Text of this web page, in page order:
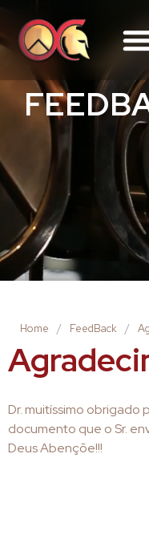
Home / FeedBack /
Dr. muitíssimo obrigado
documento que o Sr.
Deus Abençõe!!!